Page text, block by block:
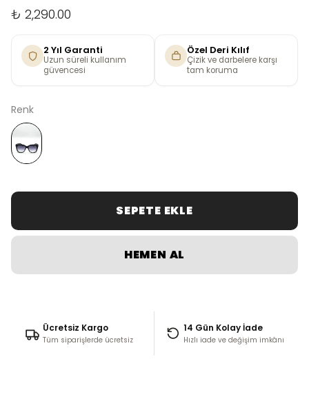
₺ 2,290.00
2 Yıl Garanti
Uzun süreli kullanım
güvencesi
Özel Deri Kılıf
Çizik ve darbelere karşı
tam koruma
Renk
SEPETE EKLE
HEMEN AL
Ücretsiz Kargo
Tüm siparişlerde ücretsiz
14 Gün Kolay İade
Hızlı iade ve değişim imkânı